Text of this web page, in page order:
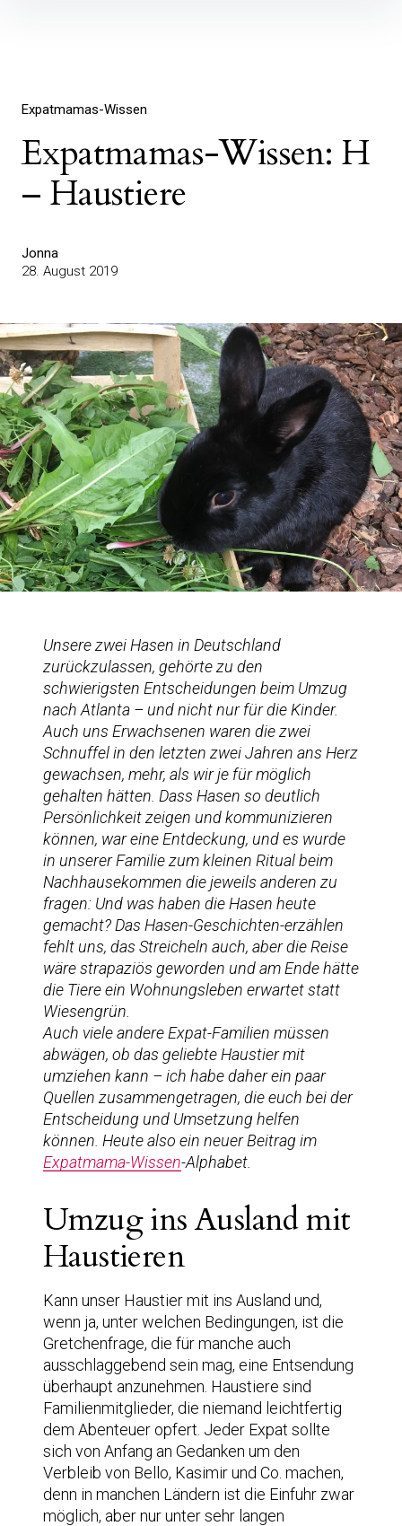
Expatmamas-Wissen
Expatmamas-Wissen: H
– Haustiere
Jonna
28. August 2019
Unsere zwei Hasen in Deutschland
zurückzulassen, gehörte zu den
schwierigsten Entscheidungen beim Umzug
nach Atlanta – und nicht nur für die Kinder.
Auch uns Erwachsenen waren die zwei
Schnuffel in den letzten zwei Jahren ans Herz
gewachsen, mehr, als wir je für möglich
gehalten hätten. Dass Hasen so deutlich
Persönlichkeit zeigen und kommunizieren
können, war eine Entdeckung, und es wurde
in unserer Familie zum kleinen Ritual beim
Nachhausekommen die jeweils anderen zu
fragen: Und was haben die Hasen heute
gemacht? Das Hasen-Geschichten-erzählen
fehlt uns, das Streicheln auch, aber die Reise
wäre strapaziös geworden und am Ende hätte
die Tiere ein Wohnungsleben erwartet statt
Wiesengrün.
Auch viele andere Expat-Familien müssen
abwägen, ob das geliebte Haustier mit
umziehen kann – ich habe daher ein paar
Quellen zusammengetragen, die euch bei der
Entscheidung und Umsetzung helfen
können. Heute also ein neuer Beitrag im
Expatmama-Wissen-Alphabet.
Umzug ins Ausland mit
Haustieren
Kann unser Haustier mit ins Ausland und,
wenn ja, unter welchen Bedingungen, ist die
Gretchenfrage, die für manche auch
ausschlaggebend sein mag, eine Entsendung
überhaupt anzunehmen. Haustiere sind
Familienmitglieder, die niemand leichtfertig
dem Abenteuer opfert. Jeder Expat sollte
sich von Anfang an Gedanken um den
Verbleib von Bello, Kasimir und Co. machen,
denn in manchen Ländern ist die Einfuhr zwar
möglich, aber nur unter sehr langen